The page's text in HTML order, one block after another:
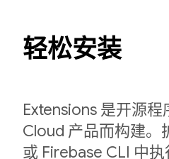
轻松安装
Extensions 是开源
Cloud 产品而构建。
或 Firebase CLI 中